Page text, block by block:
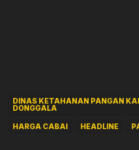
DINAS KETAHANAN PANGAN
DONGGALA
HARGA CABAI HEADLINE